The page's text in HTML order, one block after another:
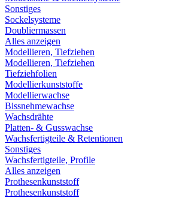
Sonstiges
Sockelsysteme
Doubliermassen
Alles anzeigen
Modellieren, Tiefziehen
Modellieren, Tiefziehen
Tiefziehfolien
Modellierkunststoffe
Modellierwachse
Bissnehmewachse
Wachsdrähte
Platten- & Gusswachse
Wachsfertigteile & Retentionen
Sonstiges
Wachsfertigteile, Profile
Alles anzeigen
Prothesenkunststoff
Prothesenkunststoff